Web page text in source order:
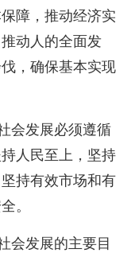
障，推动经济实
动人的全面发
，确保基本实现
会发展必须遵循
人民至上，坚持
持有效市场和有
。
会发展的主要目